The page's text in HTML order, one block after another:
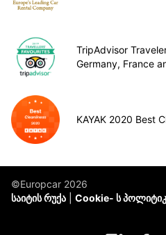
TripAdvisor
Germany, France
KAYAK 2020 Best
©Europcar 2026
საიტის რუქა
Cookie- ს